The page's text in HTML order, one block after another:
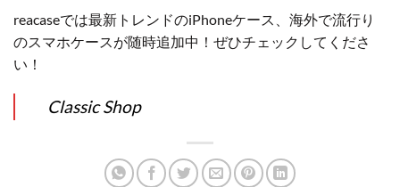
reacaseでは最新トレンドのiPhoneケース、海外で流行り
のスマホケースが随時追加中！ぜひチェックしてくださ
い！
Classic Shop